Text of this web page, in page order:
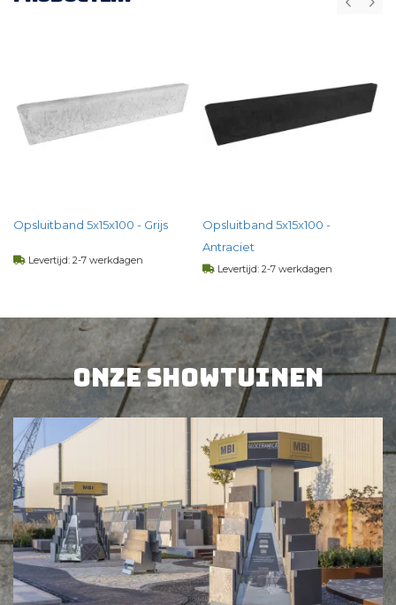
Opsluitband 5x15x100 - Grijs
Levertijd: 2-7 werkdagen
BEKIJK PRODUCT
Opsluitband 5x15x100 -
Antraciet
Levertijd: 2-7 werkdagen
4,64per st
BEKIJK PRODUCT
Onze showtuinen